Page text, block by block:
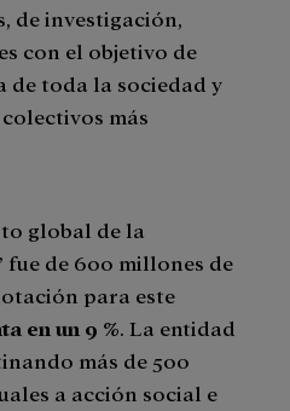
de investigación,
con el objetivo de
de toda la sociedad y
más
global de la
fue de 600 millones de
para este
en un 9 %. La entidad
más de 500
a acción social e